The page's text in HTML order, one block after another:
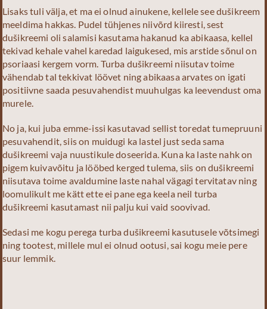
Lisaks tuli välja, et ma ei olnud ainukene, kellele see dušikreem
meeldima hakkas. Pudel tühjenes niivõrd kiiresti, sest
dušikreemi oli salamisi kasutama hakanud ka abikaasa, kellel
tekivad kehale vahel karedad laigukesed, mis arstide sõnul on
psoriaasi kergem vorm. Turba dušikreemi niisutav toime
vähendab tal tekkivat löövet ning abikaasa arvates on igati
positiivne saada pesuvahendist muuhulgas ka leevendust oma
murele.
No ja, kui juba emme-issi kasutavad sellist toredat tumepruuni
pesuvahendit, siis on muidugi ka lastel just seda sama
dušikreemi vaja nuustikule doseerida. Kuna ka laste nahk on
pigem kuivavõitu ja lööbed kerged tulema, siis on dušikreemi
niisutava toime avaldumine laste nahal vägagi tervitatav ning
loomulikult me kätt ette ei pane ega keela neil turba
dušikreemi kasutamast nii palju kui vaid soovivad.
Sedasi me kogu perega turba dušikreemi kasutusele võtsimegi
ning tootest, millele mul ei olnud ootusi, sai kogu meie pere
suur lemmik.